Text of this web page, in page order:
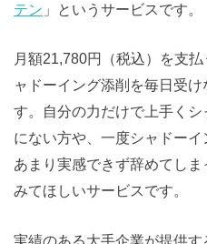
テン 」というサービスです。
月額21,780円（税込）を支
ャドーイング添削を毎日受
す。自分の力だけで上手く
にない方や、一度シャドー
あまり実感できず辞めてし
みてほしいサービスです。
実績のある大手企業が提供